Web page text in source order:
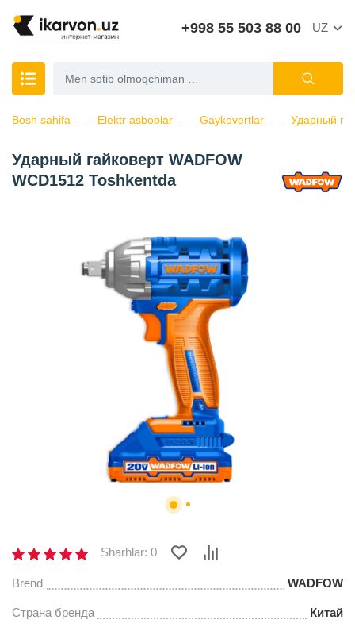
+998 55 503 88 00 UZ
Bosh sahifa Elektr asboblar Gaykovertlar Ударный
Ударный гайковерт WADFOW
WCD1512 Toshkentda
Sharhlar: 0
Brend WADFOW
Страна бренда Китай